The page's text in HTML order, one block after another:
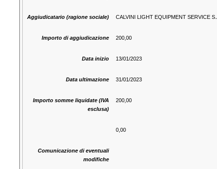
Aggiudicatario (ragione sociale) CALVINI LIGHT EQUIPMENT SERVICE
Importo di aggiudicazione 200,00
Data inizio 13/01/2023
Data ultimazione 31/01/2023
Importo somme liquidate (IVA
esclusa)
200,00
0,00
Comunicazione di eventuali
modifiche